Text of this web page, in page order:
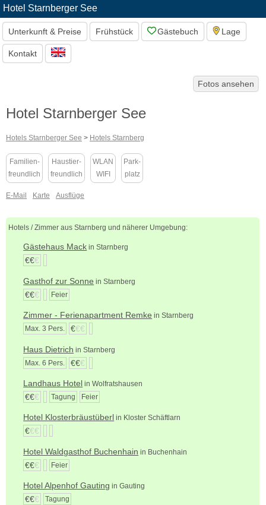
Hotel Starnberger See
Unterkunft & Preise Frühstück Gästebuch Lage
Kontakt
Fotos ansehen
Hotel Starnberger See
Hotels Starnberger See > Hotels Starnberg
Familien-
freundlich
Haustier-
freundlich
WLAN
WIFI
Park-
platz
E-Mail Karte Ausflüge
Hotels / Zimmer aus Starnberg und näherer Umgebung:
Gästehaus Mack in Starnberg
€€€
Gasthof zur Sonne in Starnberg
€€€ Feier
Zimmer - Ferienapartment Remke in Starnberg
Max. 3 Pers.
€€€
Haus Dietrich in Starnberg
Max. 6 Pers.
€€€
Landhaus Hotel in Wolfratshausen
€€€ Tagung Feier
Hotel Klosterbräustüberl in Kloster Schäftlarn
€€€
Hotel Waldgasthof Buchenhain in Buchenhain
€€€ Feier
Hotel Alpenhof Gauting in Gauting
€€€ Tagung